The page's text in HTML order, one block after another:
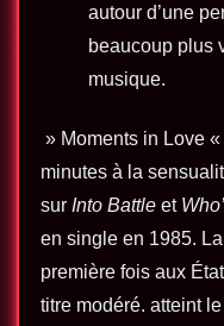
autour d’une
beaucoup plus
musique.
» Moments in Love
minutes à la
sur Into Battle et
en single en 1985.
première fois aux
titre modéré. atteint